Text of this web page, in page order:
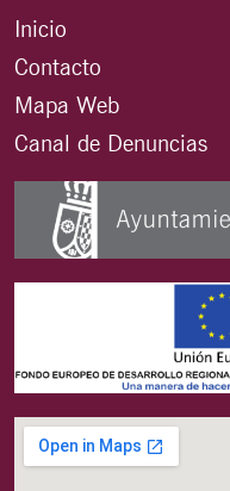
Inicio
Contacto
Mapa Web
Canal de Denuncias